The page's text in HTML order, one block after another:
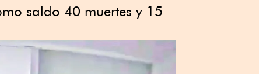
saldo 40 muertes y 15